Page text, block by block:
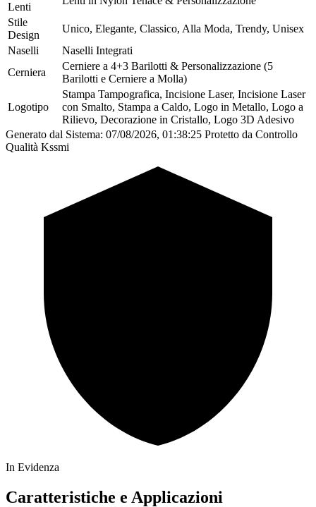
Lenti
Stile
Design
Unico, Elegante, Classico, Alla Moda, Trendy, Unisex
Naselli
Naselli Integrati
Cerniera
Cerniere a 4+3 Barilotti & Personalizzazione (5
Barilotti e Cerniere a Molla)
Logotipo
Stampa Tampografica, Incisione Laser, Incisione Laser
con Smalto, Stampa a Caldo, Logo in Metallo, Logo a
Rilievo, Decorazione in Cristallo, Logo 3D Adesivo
Generato dal Sistema: 07/08/2026, 01:38:25 Protetto da Controllo
Qualità Kssmi
In Evidenza
Caratteristiche e Applicazioni